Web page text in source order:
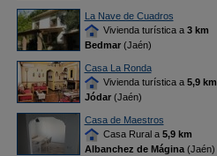
La Nave de Cuadros
Vivienda turística a 3 km
Bedmar(Jaén)
Casa La Ronda
Vivienda turística a 5,9 km
Jódar(Jaén)
Casa de Maestros
Casa Rural a 5,9 km
Albanchez de Mágina(Jaén)